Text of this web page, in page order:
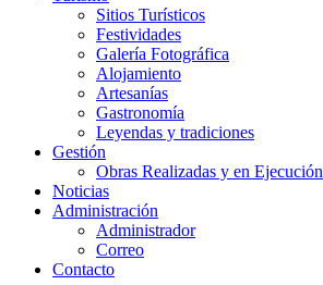
Sitios Turísticos
Festividades
Galería Fotográfica
Alojamiento
Artesanías
Gastronomía
Leyendas y tradiciones
Gestión
Obras Realizadas y en Ejecución
Noticias
Administración
Administrador
Correo
Contacto